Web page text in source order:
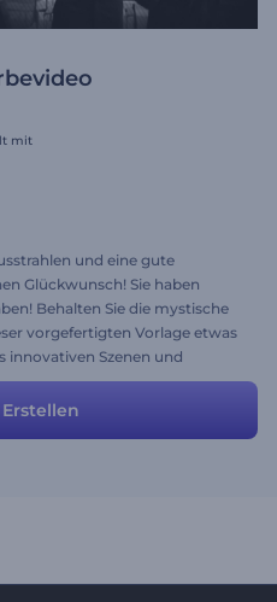
mit
und eine gute
Glückwunsch! Sie haben
Behalten Sie die mystische
vorgefertigten Vorlage etwas
innovativen Szenen und
Verpassen Sie nicht
Werbevideo zu haben.